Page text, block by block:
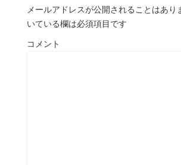
メールアドレスが公開されることはあり
いている欄は必須項目です
コメント